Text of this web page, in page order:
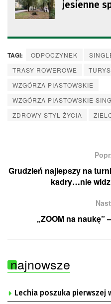
jesienne
TAGI: ODPOCZYNEK
TRASY ROWEROWE
WZGÓRZA PIASTOWSKIE
WZGÓRZA PIASTOWSKIE
ZDROWY STYL ŻYCIA
Grudzień najlepszy na
kadry…nie
„ZOOM na naukę”
najnowsze
Lechia poszuka pierwszej